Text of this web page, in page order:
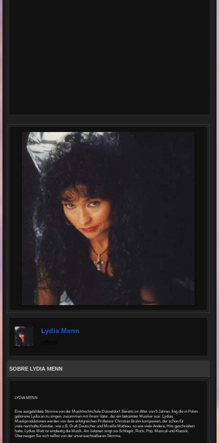
Lydia Menn
SOBRE LYDIA MENN
LYDIA MENN
Eine ausgebildete Stimme von der Musikhochschule Düsseldorf. Bereits im Alter von 5 Jahren, fing die in Polen
geborene Lydia an zu singen, zusammen mit ihrem Vater, der ein bekannter Musiker war. Lydias
Musikproduktionen werden von dem erfolgreichen Professor Christian Bruhn komponiert, der schon für
viele namhafte Künstler, wie z.B. Drafi Deutscher und Mireille Mathieu, so wie viele Andere, Hits geschrieben
hatte. Lydias Welt ist eindeutig die Musik. Am liebsten singt sie Schlager, Rock, Pop, Musical und Klassik.
Überzeugen Sie sich selbst von der unverwechselbaren Stimme.